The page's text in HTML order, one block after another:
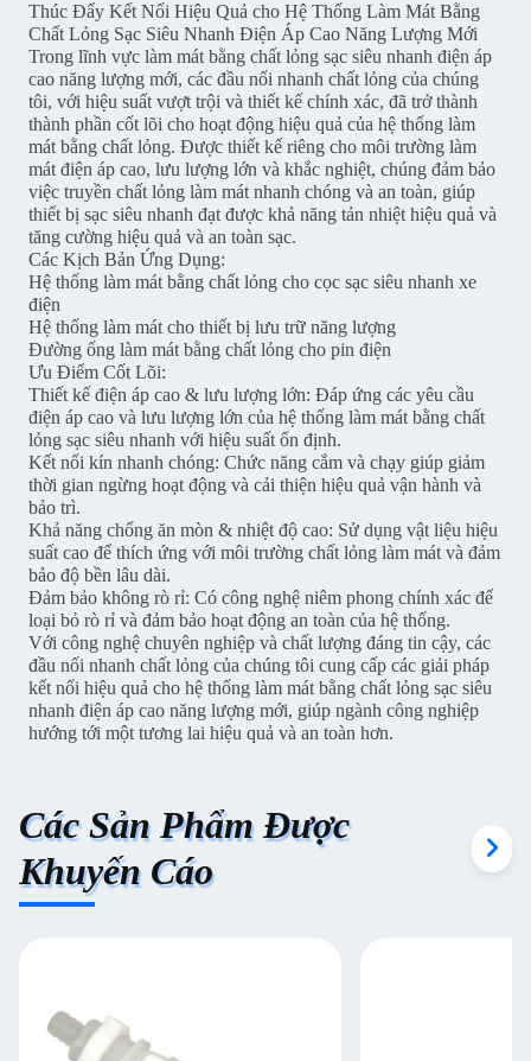
Thúc Đẩy Kết Nối Hiệu Quả cho Hệ Thống Làm Mát Bằng
Chất Lỏng Sạc Siêu Nhanh Điện Áp Cao Năng Lượng Mới
Trong lĩnh vực làm mát bằng chất lỏng sạc siêu nhanh điện áp
cao năng lượng mới, các đầu nối nhanh chất lỏng của chúng
tôi, với hiệu suất vượt trội và thiết kế chính xác, đã trở thành
thành phần cốt lõi cho hoạt động hiệu quả của hệ thống làm
mát bằng chất lỏng. Được thiết kế riêng cho môi trường làm
mát điện áp cao, lưu lượng lớn và khắc nghiệt, chúng đảm bảo
việc truyền chất lỏng làm mát nhanh chóng và an toàn, giúp
thiết bị sạc siêu nhanh đạt được khả năng tản nhiệt hiệu quả và
tăng cường hiệu quả và an toàn sạc.
Các Kịch Bản Ứng Dụng:
Hệ thống làm mát bằng chất lỏng cho cọc sạc siêu nhanh xe
điện
Hệ thống làm mát cho thiết bị lưu trữ năng lượng
Đường ống làm mát bằng chất lỏng cho pin điện
Ưu Điểm Cốt Lõi:
Thiết kế điện áp cao & lưu lượng lớn: Đáp ứng các yêu cầu
điện áp cao và lưu lượng lớn của hệ thống làm mát bằng chất
lỏng sạc siêu nhanh với hiệu suất ổn định.
Kết nối kín nhanh chóng: Chức năng cắm và chạy giúp giảm
thời gian ngừng hoạt động và cải thiện hiệu quả vận hành và
bảo trì.
Khả năng chống ăn mòn & nhiệt độ cao: Sử dụng vật liệu hiệu
suất cao để thích ứng với môi trường chất lỏng làm mát và đảm
bảo độ bền lâu dài.
Đảm bảo không rò rỉ: Có công nghệ niêm phong chính xác để
loại bỏ rò rỉ và đảm bảo hoạt động an toàn của hệ thống.
Với công nghệ chuyên nghiệp và chất lượng đáng tin cậy, các
đầu nối nhanh chất lỏng của chúng tôi cung cấp các giải pháp
kết nối hiệu quả cho hệ thống làm mát bằng chất lỏng sạc siêu
nhanh điện áp cao năng lượng mới, giúp ngành công nghiệp
hướng tới một tương lai hiệu quả và an toàn hơn.
Các Sản Phẩm Được
Khuyến Cáo